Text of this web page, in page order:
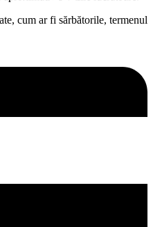
cum ar fi sărbătorile, termenul